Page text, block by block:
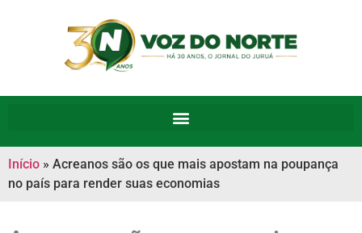
Início » Acreanos são os que mais apostam na poupança
no país para render suas economias